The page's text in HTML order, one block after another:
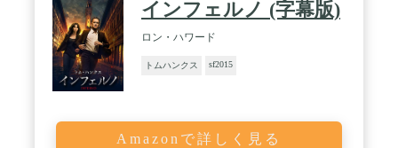
インフェルノ (字幕版)
ロン・ハワード
トムハンクス sf2015
Amazonで詳しく見る